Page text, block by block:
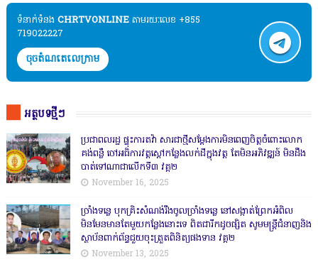
ទំនាក់ទំនង​​ CHRTVONLINE តាមរយៈលេខ +855
719022227
ចុចតំណតេលេក្រាម
អត្ថបទថ្មីៗ
ប្រជាពលរដ្ឋ ផ្ទុះការតវ៉ា សារជាថ្មីសម្តែងការមិនពេញចិត្តចំពោះលោក
គង់ពន្លឺ ចៅអធិការវត្តស្ដៅកន្លែងលក់ដីក្នុងវត្ត តែមិនអភិវឌ្ឍន៍ មិនដឹង
បាត់ទៅណាជាលើកទី៣ វគ្គ២
November 16, 2025
ច្រាំងទន្លេ បុកគ្រិះសំណង់រឹងចូលច្រាំងទន្លេ នៅសង្កាត់ព្រែកអំពិល
មិនមែនមានតែមួយកន្លែងនោះទេ ពិតជារីកដូចផ្សិត សូមមន្ត្រីជំនាញនិង
ស្ថាប័នពាក់ព័ន្ធជួយចុះត្រួតពិនិត្យផងទាន វគ្គ២
November 13, 2025